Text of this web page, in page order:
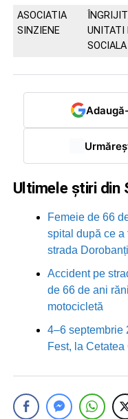
ASOCIATIA
SINZIENE
UNITATI
Ultimele știri din
Femeie de 66
spital după ce a
strada
Accident pe
de 66 de ani
motocicletă
4–6 septembrie
Fest, la